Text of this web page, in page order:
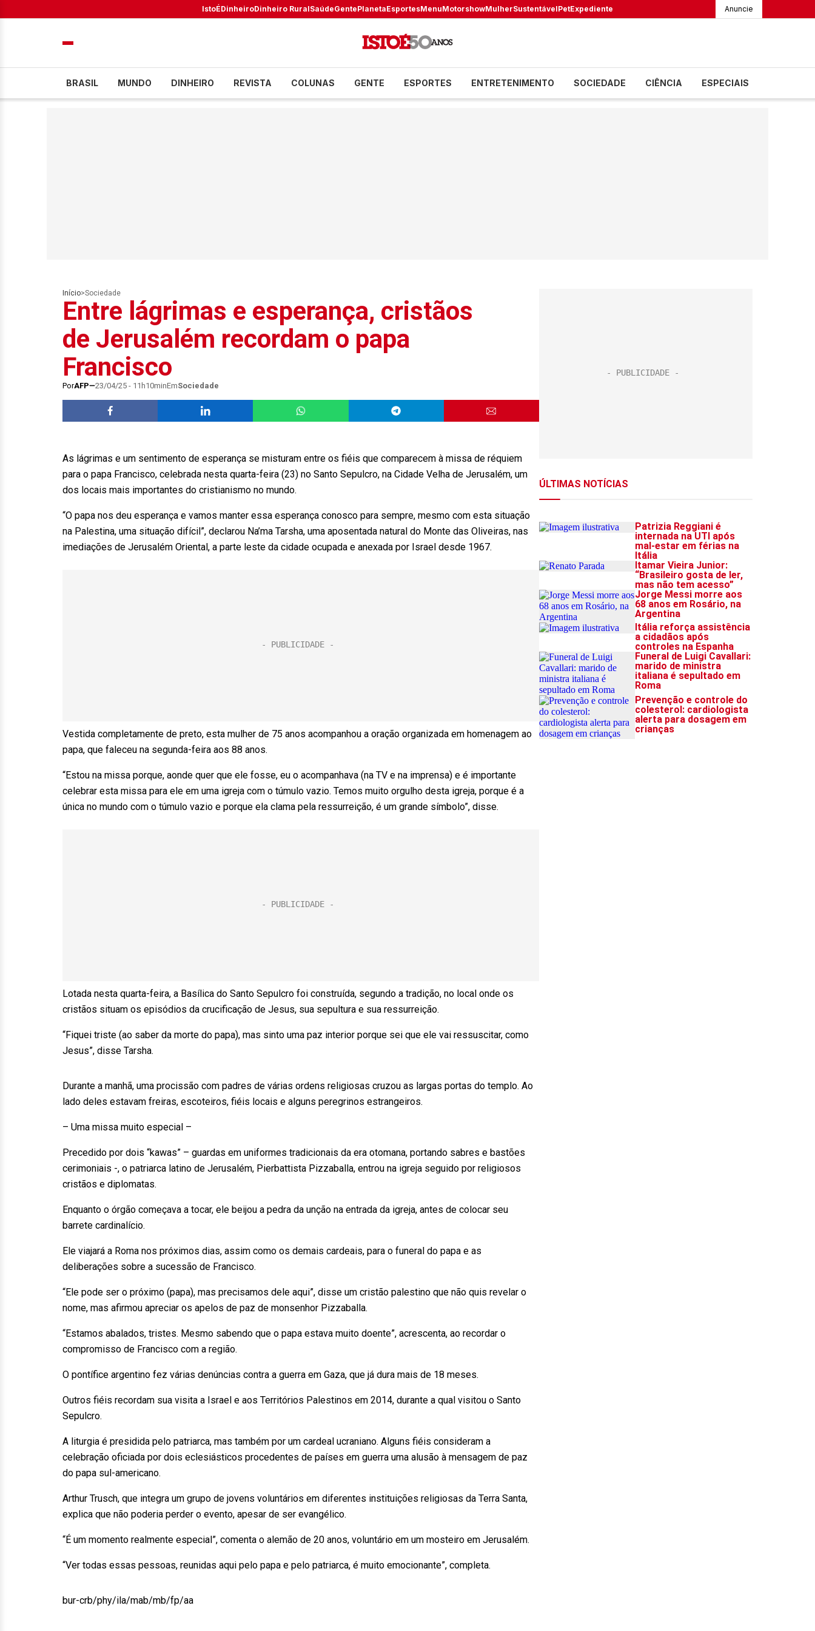
IstoÉDinheiroDinheiro RuralSaúdeGentePlanetaEsportesMenuMotorshowMulherSustentávelPetExpediente Anuncie
BRASIL MUNDO DINHEIRO REVISTA COLUNAS GENTE ESPORTES ENTRETENIMENTO SOCIEDADE CIÊNCIA ESPECIAIS
Início>Sociedade
Entre lágrimas e esperança, cristãos
de Jerusalém recordam o papa
Francisco
PorAFP 23/04/25 - 11h10minEmSociedade
As lágrimas e um sentimento de esperança se misturam entre os fiéis que comparecem à missa de réquiem
para o papa Francisco, celebrada nesta quarta-feira (23) no Santo Sepulcro, na Cidade Velha de Jerusalém, um
dos locais mais importantes do cristianismo no mundo.
“O papa nos deu esperança e vamos manter essa esperança conosco para sempre, mesmo com esta situação
na Palestina, uma situação difícil”, declarou Na’ma Tarsha, uma aposentada natural do Monte das Oliveiras, nas
imediações de Jerusalém Oriental, a parte leste da cidade ocupada e anexada por Israel desde 1967.
Vestida completamente de preto, esta mulher de 75 anos acompanhou a oração organizada em homenagem ao
papa, que faleceu na segunda-feira aos 88 anos.
“Estou na missa porque, aonde quer que ele fosse, eu o acompanhava (na TV e na imprensa) e é importante
celebrar esta missa para ele em uma igreja com o túmulo vazio. Temos muito orgulho desta igreja, porque é a
única no mundo com o túmulo vazio e porque ela clama pela ressurreição, é um grande símbolo”, disse.
Lotada nesta quarta-feira, a Basílica do Santo Sepulcro foi construída, segundo a tradição, no local onde os
cristãos situam os episódios da crucificação de Jesus, sua sepultura e sua ressurreição.
“Fiquei triste (ao saber da morte do papa), mas sinto uma paz interior porque sei que ele vai ressuscitar, como
Jesus”, disse Tarsha.
Durante a manhã, uma procissão com padres de várias ordens religiosas cruzou as largas portas do templo. Ao
lado deles estavam freiras, escoteiros, fiéis locais e alguns peregrinos estrangeiros.
– Uma missa muito especial –
Precedido por dois “kawas” – guardas em uniformes tradicionais da era otomana, portando sabres e bastões
cerimoniais -, o patriarca latino de Jerusalém, Pierbattista Pizzaballa, entrou na igreja seguido por religiosos
cristãos e diplomatas.
Enquanto o órgão começava a tocar, ele beijou a pedra da unção na entrada da igreja, antes de colocar seu
barrete cardinalício.
Ele viajará a Roma nos próximos dias, assim como os demais cardeais, para o funeral do papa e as
deliberações sobre a sucessão de Francisco.
“Ele pode ser o próximo (papa), mas precisamos dele aqui”, disse um cristão palestino que não quis revelar o
nome, mas afirmou apreciar os apelos de paz de monsenhor Pizzaballa.
“Estamos abalados, tristes. Mesmo sabendo que o papa estava muito doente”, acrescenta, ao recordar o
compromisso de Francisco com a região.
O pontífice argentino fez várias denúncias contra a guerra em Gaza, que já dura mais de 18 meses.
Outros fiéis recordam sua visita a Israel e aos Territórios Palestinos em 2014, durante a qual visitou o Santo
Sepulcro.
A liturgia é presidida pelo patriarca, mas também por um cardeal ucraniano. Alguns fiéis consideram a
celebração oficiada por dois eclesiásticos procedentes de países em guerra uma alusão à mensagem de paz
do papa sul-americano.
Arthur Trusch, que integra um grupo de jovens voluntários em diferentes instituições religiosas da Terra Santa,
explica que não poderia perder o evento, apesar de ser evangélico.
“É um momento realmente especial”, comenta o alemão de 20 anos, voluntário em um mosteiro em Jerusalém.
“Ver todas essas pessoas, reunidas aqui pelo papa e pelo patriarca, é muito emocionante”, completa.
bur-crb/phy/ila/mab/mb/fp/aa